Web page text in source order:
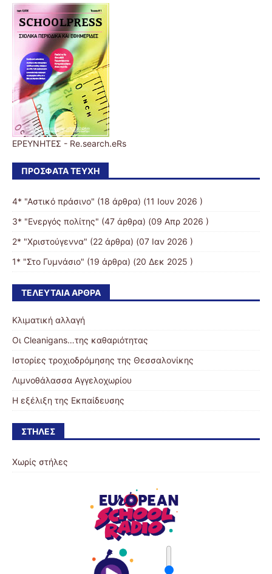
ΕΡΕΥΝΗΤΕΣ - Re.search.eRs
ΠΡΌΣΦΑΤΑ ΤΕΎΧΗ
4* "Αστικό πράσινο" (18 άρθρα) (11 Ιουν 2026 )
3* "Ενεργός πολίτης" (47 άρθρα) (09 Απρ 2026 )
2* "Χριστούγεννα" (22 άρθρα) (07 Ιαν 2026 )
1* "Στο Γυμνάσιο" (19 άρθρα) (20 Δεκ 2025 )
ΤΕΛΕΥΤΑΊΑ ΆΡΘΡΑ
Κλιματική αλλαγή
Οι Cleanigans…της καθαριότητας
Ιστορίες τροχιοδρόμησης της Θεσσαλονίκης
Λιμνοθάλασσα Αγγελοχωρίου
Η εξέλιξη της Εκπαίδευσης
ΣΤΉΛΕΣ
Χωρίς στήλες